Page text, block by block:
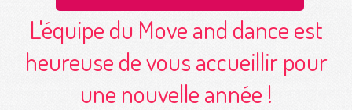
L'équipe du Move and dance est
heureuse de vous accueillir pour
une nouvelle année !